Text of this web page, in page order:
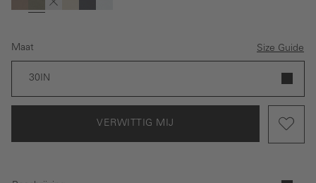
Bruin
(Deze optie is momenteel niet beschikbaar.)
Donkergroen
(Deze optie is momenteel niet beschikbaar.)
Grijs
(Deze optie is momenteel niet beschikbaar.)
BeigeDonkerblauw
Maat Size Guide
30IN
VERWITTIG MIJ